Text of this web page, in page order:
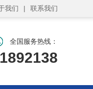
我们 | 联系我们
全国服务热线：